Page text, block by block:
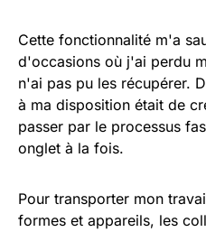
Cette fonctionnalité m'a
d'occasions où j'ai perdu
n'ai pas pu les récupérer.
à ma disposition était de
passer par le processus
onglet à la fois.
Pour transporter mon
formes et appareils, les